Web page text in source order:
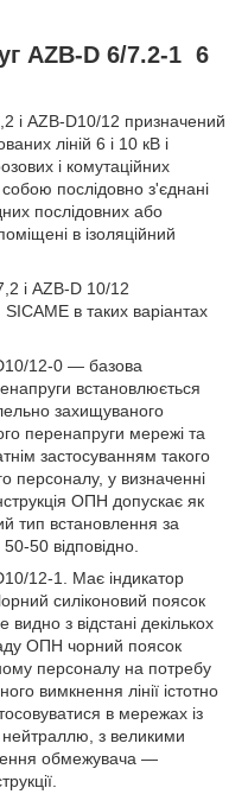
AZB-D 6/7.2-1 6
і AZB-D10/12 призначений
ліній 6 і 10 кВ і
і комутаційних
послідовно з'єднані
послідовних або
в ізоляційний
і AZB-D 10/12
SICAME в таких варіантах
12-0 — базова
встановлюється
захищуваного
перенапруги мережі та
застосуванням такого
персоналу, у визначенні
ОПН допускає як
тип встановлення за
50 відповідно.
12-1. Має індикатор
силіконовий поясок
з відстані декількох
ОПН чорний поясок
персоналу на потребу
вимкнення лінії істотно
в мережах із
з великими
обмежувача —